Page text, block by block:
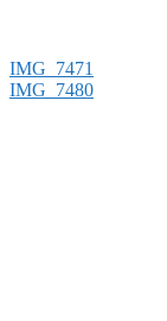
IMG_7471
IMG_7480